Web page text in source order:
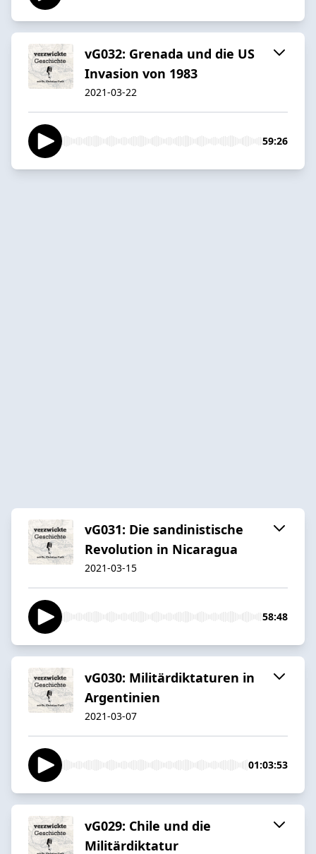
vG032: Grenada und die US
Invasion von 1983
2021-03-22
59:26
vG031: Die sandinistische
Revolution in Nicaragua
2021-03-15
58:48
vG030: Militärdiktaturen in
Argentinien
2021-03-07
01:03:53
vG029: Chile und die
Militärdiktatur